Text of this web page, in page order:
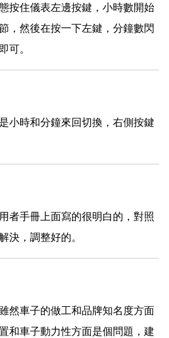
按住儀表左邊按鍵，小時數開始
，然後在按一下左鍵，分鐘數閃
可。
小時和分鐘來回切換，右側按鍵
者手冊上面寫的很明白的，對照
決，調整好的。
然車子的做工和品牌知名度方面
和車子動力性方面是個問題，建